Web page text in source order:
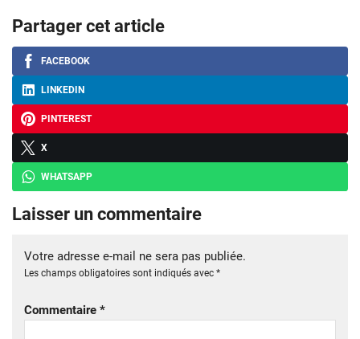
Partager cet article
FACEBOOK
LINKEDIN
PINTEREST
X
WHATSAPP
Laisser un commentaire
Votre adresse e-mail ne sera pas publiée.
Les champs obligatoires sont indiqués avec *
Commentaire *